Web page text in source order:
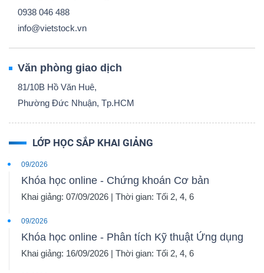
0938 046 488
info@vietstock.vn
Văn phòng giao dịch
81/10B Hồ Văn Huê,
Phường Đức Nhuận, Tp.HCM
LỚP HỌC SẮP KHAI GIẢNG
09/2026
Khóa học online - Chứng khoán Cơ bản
Khai giảng: 07/09/2026 | Thời gian: Tối 2, 4, 6
09/2026
Khóa học online - Phân tích Kỹ thuật Ứng dụng
Khai giảng: 16/09/2026 | Thời gian: Tối 2, 4, 6